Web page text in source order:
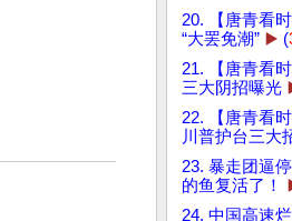
20. 【唐青看
“大罢免潮” ▶️ (
21. 【唐青看
三大阴招曝光
22. 【唐青看
川普护台三大
23. 暴走团逼
的鱼复活了！
24. 中国高速